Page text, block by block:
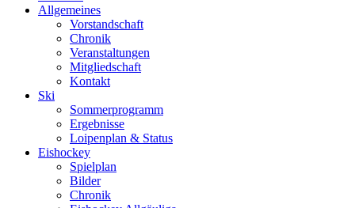
Allgemeines
Vorstandschaft
Chronik
Veranstaltungen
Mitgliedschaft
Kontakt
Ski
Sommerprogramm
Ergebnisse
Loipenplan & Status
Eishockey
Spielplan
Bilder
Chronik